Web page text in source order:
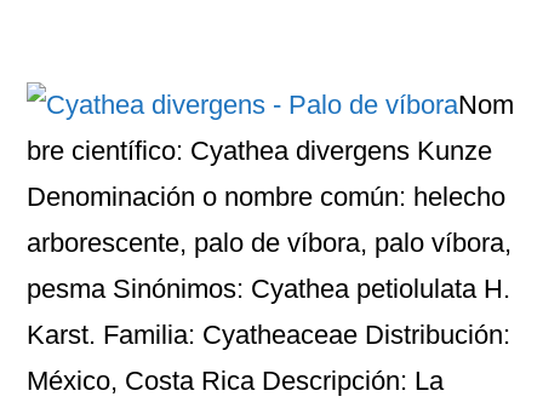
Nom
bre científico: Cyathea divergens Kunze
Denominación o nombre común: helecho
arborescente, palo de víbora, palo víbora,
pesma Sinónimos: Cyathea petiolulata H.
Karst. Familia: Cyatheaceae Distribución:
México, Costa Rica Descripción: La